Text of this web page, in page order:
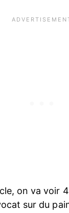
on va voir
sur du